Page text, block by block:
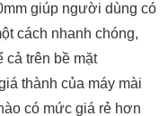
giúp người dùng có
cách nhanh chóng,
cả trên bề mặt
thành của máy mài
có mức giá rẻ hơn